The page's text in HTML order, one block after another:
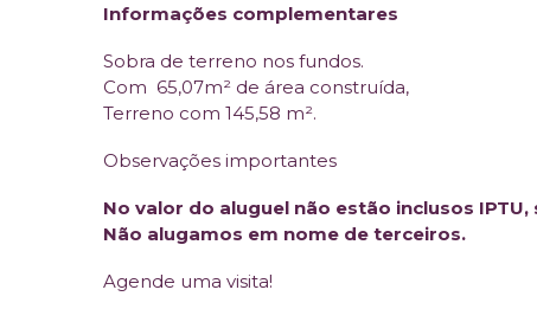
Informações complementares
Sobra de terreno nos fundos.
Com 65,07m² de área construída,
Terreno com 145,58 m².
Observações importantes
No valor do aluguel não estão inclusos
Não alugamos em nome de terceiros.
Agende uma visita!